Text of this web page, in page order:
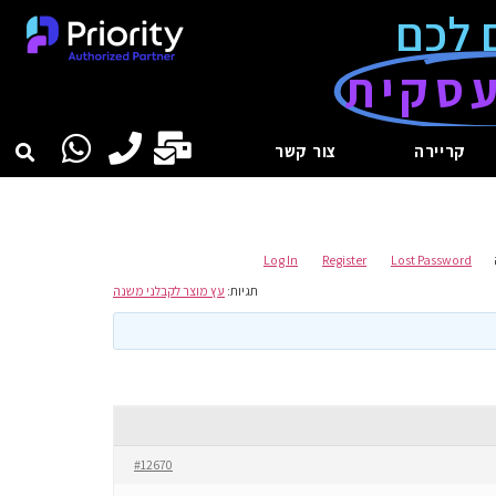
לכם
קריירה צור קשר
Log In Register
Lost Password
תגיות: עץ מוצר לקבלני משנה
#12670